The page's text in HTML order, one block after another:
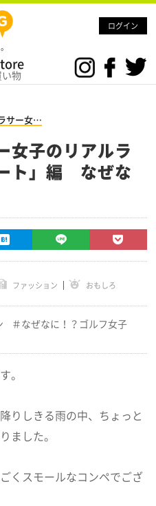
ログイン
い物
サー女…
女子のリアルラ
ト」編 なぜな
ファッション おもしろ
なぜなに！？ゴルフ女子
。
りしきる雨の中、ちょっと
ました。
くスモールなコンペでござ